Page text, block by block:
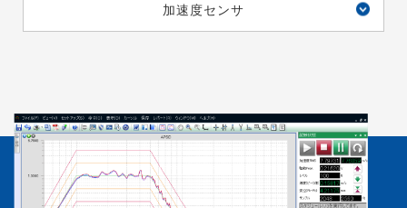
加速度センサ